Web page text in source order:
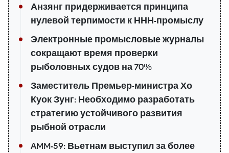
Анзянг придерживается принципа
нулевой терпимости к ННН-промыслу
Электронные промысловые журналы
сокращают время проверки
рыболовных судов на 70%
Заместитель Премьер-министра Хо
Куок Зунг: Необходимо разработать
стратегию устойчивого развития
рыбной отрасли
AMM-59: Вьетнам выступил за более